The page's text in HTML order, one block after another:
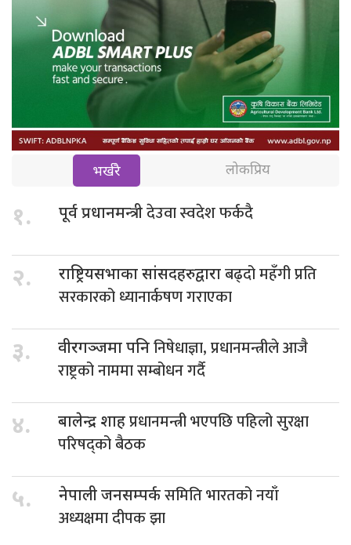
भर्खरै लोकप्रिय
१. पूर्व प्रधानमन्त्रीदेउवा स्वदेश फर्कदै
२. राष्ट्रियसभाका सांसदहरुद्वाराबढ्दो महँगी प्रति
सरकारको ध्यानार्कषण गराएका
३. वीरगञ्जमा पनिनिषेधाज्ञा, प्रधानमन्त्रीले आजै
राष्ट्रको नाममा सम्बोधन गर्दै
४. बालेन्द्र शाहप्रधानमन्त्री भएपछि पहिलो सुरक्षा
परिषद्को बैठक
५. नेपाली जनसम्पर्कसमिति भारतको नयाँ
अध्यक्षमा दीपक झा